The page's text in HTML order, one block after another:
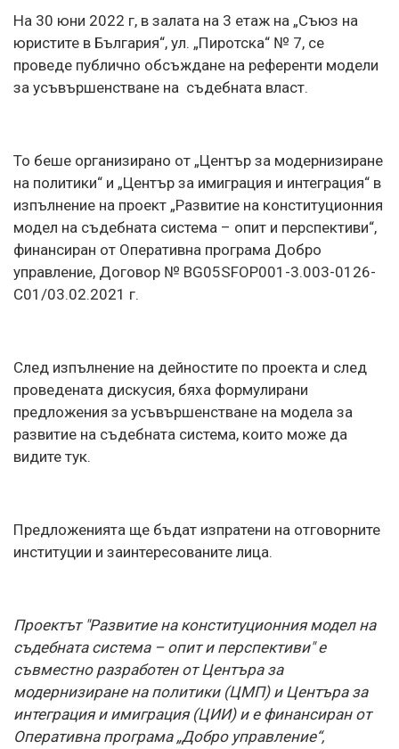
На 30 юни 2022 г, в залата на 3 етаж на „Съюз на
юристите в България“, ул. „Пиротска“ № 7, се
проведе публично обсъждане на референти модели
за усъвършенстване на съдебната власт.
То беше организирано от „Център за модернизиране
на политики“ и „Център за имиграция и интеграция“ в
изпълнение на проект „Развитие на конституционния
модел на съдебната система – опит и перспективи“,
финансиран от Оперативна програма Добро
управление, Договор № BG05SFOP001-3.003-0126-
С01/03.02.2021 г.
След изпълнение на дейностите по проекта и след
проведената дискусия, бяха формулирани
предложения за усъвършенстване на модела за
развитие на съдебната система, които може да
видите тук.
Предложенията ще бъдат изпратени на отговорните
институции и заинтересованите лица.
Проектът "Развитие на конституционния модел на
съдебната система – опит и перспективи" е
съвместно разработен от Центъра за
модернизиране на политики (ЦМП) и Центъра за
интеграция и имиграция (ЦИИ) и е финансиран от
Оперативна програма „Добро управление“,